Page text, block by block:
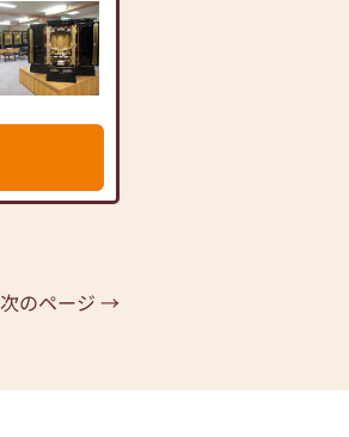
次のページ →